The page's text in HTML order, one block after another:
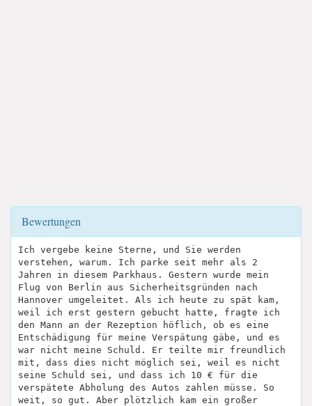
Bewertungen
Ich vergebe keine Sterne, und Sie werden
verstehen, warum. Ich parke seit mehr als 2
Jahren in diesem Parkhaus. Gestern wurde mein
Flug von Berlin aus Sicherheitsgründen nach
Hannover umgeleitet. Als ich heute zu spät kam,
weil ich erst gestern gebucht hatte, fragte ich
den Mann an der Rezeption höflich, ob es eine
Entschädigung für meine Verspätung gäbe, und es
war nicht meine Schuld. Er teilte mir freundlich
mit, dass dies nicht möglich sei, weil es nicht
seine Schuld sei, und dass ich 10 € für die
verspätete Abholung des Autos zahlen müsse. So
weit, so gut. Aber plötzlich kam ein großer